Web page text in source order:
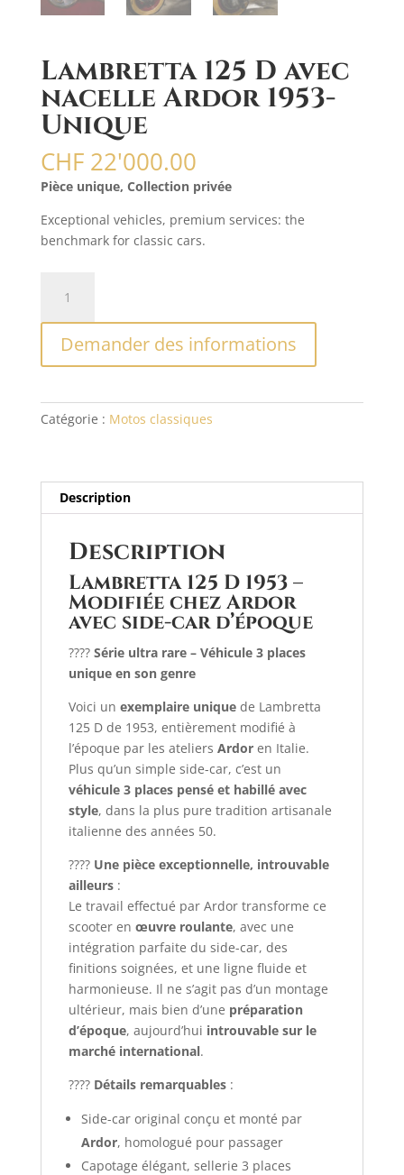
Lambretta 125 D avec
nacelle Ardor 1953-
Unique
CHF22'000.00
Pièce unique, Collection privée
Exceptional vehicles, premium services: the
benchmark for classic cars.
Lambretta
D
nacelle
Ardor
Demander des informations
t
e
r
a
t
e
:
Catégorie : Motos classiques
Description
Description
Lambretta 125 D 1953 –
Modifiée chez Ardor
avec side-car d’époque
???? Série ultra rare – Véhicule 3 places
unique en son genre
Voici un exemplaire uniquede Lambretta
125 D de 1953, entièrement modifié à
l’époque par les ateliers Ardoren Italie.
Plus qu’un simple side-car, c’est un
véhicule 3 places pensé et habillé avec
style, dans la plus pure tradition artisanale
italienne des années 50.
???? Une pièce exceptionnelle, introuvable
ailleurs:
Le travail effectué par Ardor transforme ce
scooter en œuvre roulante, avec une
intégration parfaite du side-car, des
finitions soignées, et une ligne fluide et
harmonieuse. Il ne s’agit pas d’un montage
ultérieur, mais bien d’une préparation
d’époque, aujourd’hui introuvable sur le
marché international.
???? Détails remarquables:
Side-car original conçu et monté par
Ardor, homologué pour passager
Capotage élégant, sellerie 3 places